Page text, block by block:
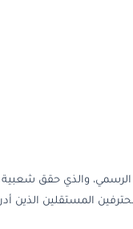
والذي حقق شعبية
المستقلين